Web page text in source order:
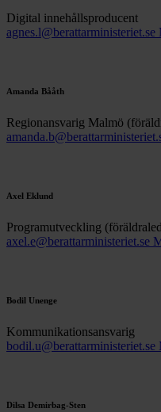
Digital innehållsproducent
agnes.l@berattarministeriet.se
Amanda Bååth
Regionansvarig Malmö
Axel Eklund
Programutveckling
axel.e@berattarministeriet.se
Bodil Unenge
Kommunikationsansvarig
bodil.u@berattarministeriet.se
Dilsa Demirbag-Sten